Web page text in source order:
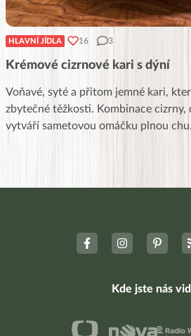
HLAVNÍ JÍDLA 16 3
Krémové cizrnové kari s dýní
Voňavé, syté a přitom jemné kari,
zbytečné těžkosti. Kombinace cizrny,
vytváří sametovou omáčku plnou chu
Kde jste nás